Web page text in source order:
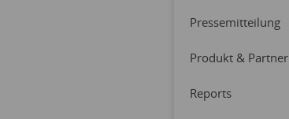
Pressemitteilung
Produkt & Partner
Reports